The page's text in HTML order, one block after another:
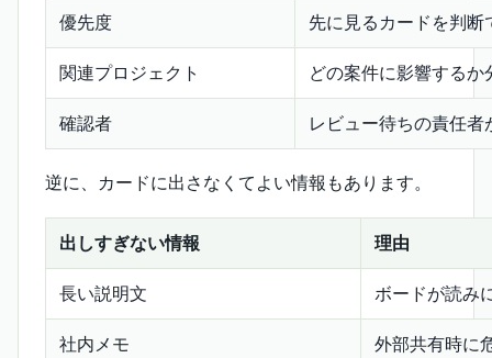
優先度 先に見るカードを判断
関連プロジェクト どの案件に影響するか
確認者 レビュー待ちの責任者
逆に、カードに出さなくてよい情報もあります。
出しすぎない情報 理由
長い説明文 ボードが読み
社内メモ 外部共有時に